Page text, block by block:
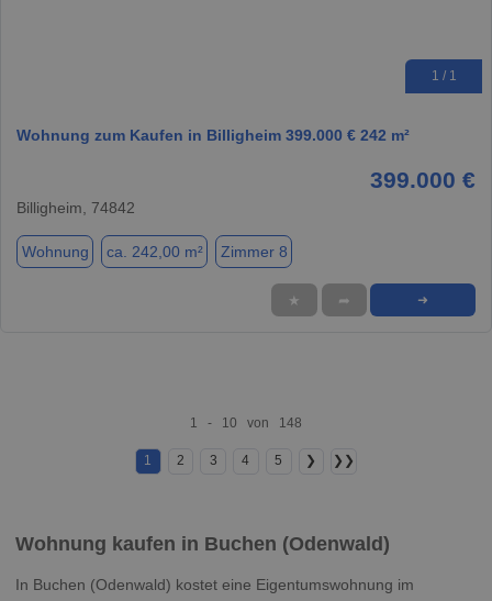
1 / 1
Wohnung zum Kaufen in Billigheim 399.000 € 242 m²
399.000 €
Billigheim, 74842
Wohnung ca. 242,00 m² Zimmer 8
★ ➦ ➜
1 - 10 von 148
1 2 3 4 5 ❯ ❯❯
Wohnung kaufen in Buchen (Odenwald)
In Buchen (Odenwald) kostet eine Eigentumswohnung im